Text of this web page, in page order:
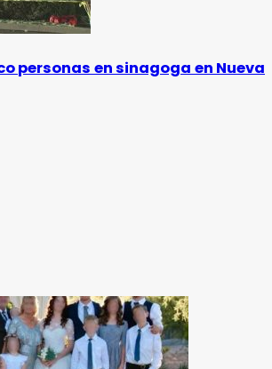
personas en sinagoga en Nueva